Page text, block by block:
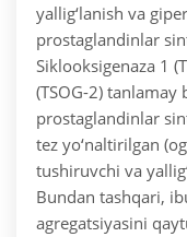
yallig‘lanish va
prostaglandinlar
Siklooksigenaza 1
(TSOG-2)
prostaglandinlar
tez yo‘naltirilgan
tushiruvchi va
Bundan tashqari,
agregatsiyasini